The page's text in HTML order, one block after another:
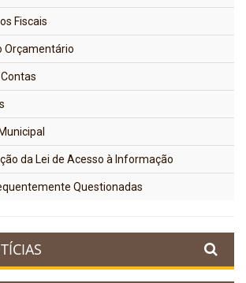
Fiscais
Orçamentário
da Lei de Acesso à Informação
Questionadas